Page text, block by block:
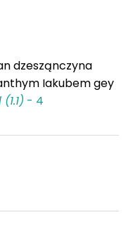
dzesząnczyna
Iakubem gey
- 4